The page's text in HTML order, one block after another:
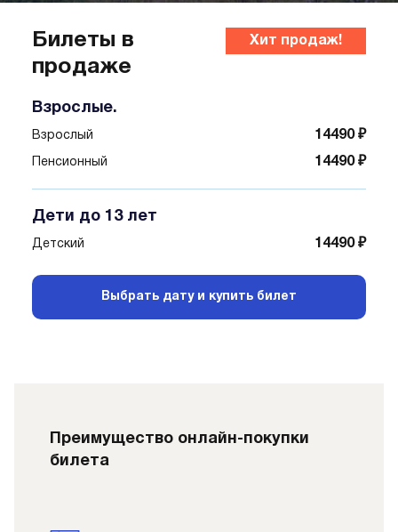
Билеты в
продаже
Хит продаж!
Взрослые.
Взрослый 14490 ₽
Пенсионный 14490 ₽
Дети до 13 лет
Детский 14490 ₽
Выбрать дату и купить билет
Преимущество онлайн-покупки
билета